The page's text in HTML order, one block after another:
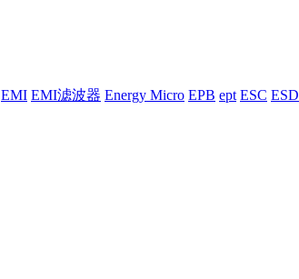
EMI EMI滤波器 Energy Micro EPB ept ESC ESD